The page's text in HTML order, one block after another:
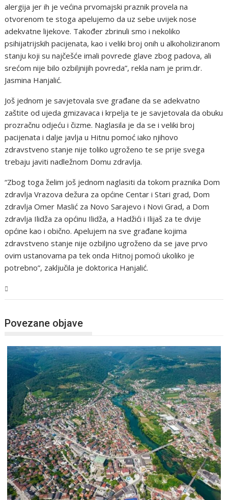
alergija jer ih je većina prvomajski praznik provela na
otvorenom te stoga apelujemo da uz sebe uvijek nose
adekvatne lijekove. Također zbrinuli smo i nekoliko
psihijatrijskih pacijenata, kao i veliki broj onih u alkoholiziranom
stanju koji su najčešće imali povrede glave zbog padova, ali
srećom nije bilo ozbiljnijih povreda”, rekla nam je prim.dr.
Jasmina Hanjalić.
Još jednom je savjetovala sve građane da se adekvatno
zaštite od ujeda gmizavaca i krpelja te je savjetovala da obuku
prozračnu odjeću i čizme. Naglasila je da se i veliki broj
pacijenata i dalje javlja u Hitnu pomoć iako njihovo
zdravstveno stanje nije toliko ugroženo te se prije svega
trebaju javiti nadležnom Domu zdravlja.
“Zbog toga želim još jednom naglasiti da tokom praznika Dom
zdravlja Vrazova dežura za općine Centar i Stari grad, Dom
zdravlja Omer Maslić za Novo Sarajevo i Novi Grad, a Dom
zdravlja Ilidža za općinu Ilidža, a Hadžići i Ilijaš za te dvije
općine kao i obično. Apelujem na sve građane kojima
zdravstveno stanje nije ozbiljno ugroženo da se jave prvo
ovim ustanovama pa tek onda Hitnoj pomoći ukoliko je
potrebno”, zaključila je doktorica Hanjalić.
Povezane objave